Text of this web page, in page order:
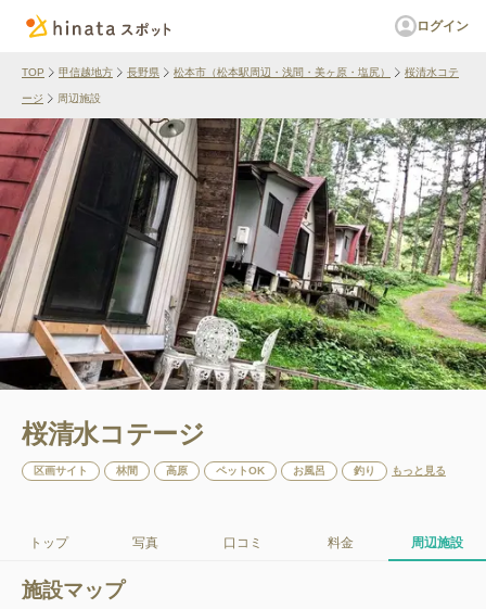
ログイン
TOP 甲信越地方 長野県 松本市（松本駅周辺・浅間・美ヶ原・塩尻） 桜清水コテ
ージ 周辺施設
桜清水コテージ
区画サイト 林間 高原 ペットOK お風呂 釣り もっと見る
トップ 写真 口コミ 料金 周辺施設
施設マップ